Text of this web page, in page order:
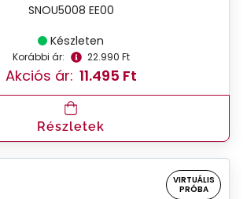
SNOU5008 EE00
Készleten
Korábbi ár: 22.990 Ft
Akciós ár: 11.495 Ft
Részletek
VIRTUÁLIS
PRÓBA